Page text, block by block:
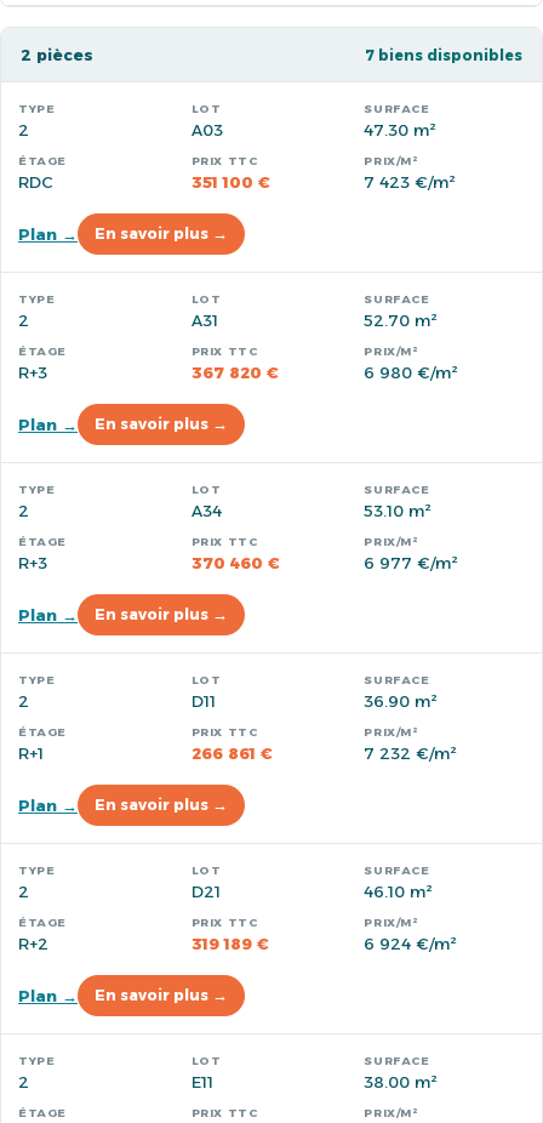
2 pièces 7 biens disponibles
2 A03 47.30 m²
RDC 351 100 € 7 423 €/m²
Plan → En savoir plus →
2 A31 52.70 m²
R+3 367 820 € 6 980 €/m²
Plan → En savoir plus →
2 A34 53.10 m²
R+3 370 460 € 6 977 €/m²
Plan → En savoir plus →
2 D11 36.90 m²
R+1 266 861 € 7 232 €/m²
Plan → En savoir plus →
2 D21 46.10 m²
R+2 319 189 € 6 924 €/m²
Plan → En savoir plus →
2 E11 38.00 m²